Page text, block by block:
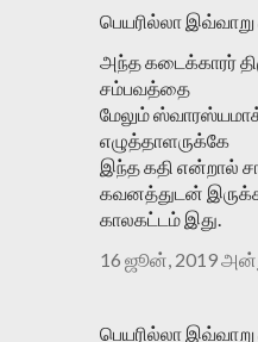
பெயரில்லா இவ்வாறு
அந்த கடைக்காரர்
சம்பவத்தை
மேலும்
எழுத்தாளருக்கே
இந்த கதி என்றால்
கவனத்துடன்
காலகட்டம் இது.
16 ஜூன், 2019
பெயரில்லா இவ்வாறு